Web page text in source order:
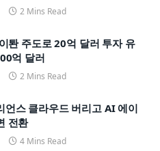
2 Mins Read
퇀 주도로 20억 달러 투자 유
억 달러
2 Mins Read
언스 클라우드 버리고 AI 에이
전환
4 Mins Read